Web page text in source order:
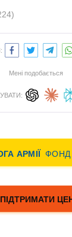
Мені подобається